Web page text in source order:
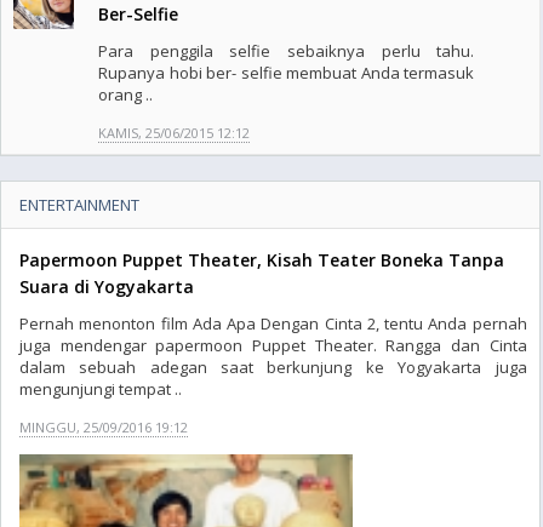
Ber-Selfie
Para penggila selfie sebaiknya perlu tahu.
Rupanya hobi ber- selfie membuat Anda termasuk
orang ..
KAMIS, 25/06/2015 12:12
ENTERTAINMENT
Papermoon Puppet Theater, Kisah Teater Boneka Tanpa
Suara di Yogyakarta
Pernah menonton film Ada Apa Dengan Cinta 2, tentu Anda pernah
juga mendengar papermoon Puppet Theater. Rangga dan Cinta
dalam sebuah adegan saat berkunjung ke Yogyakarta juga
mengunjungi tempat ..
MINGGU, 25/09/2016 19:12